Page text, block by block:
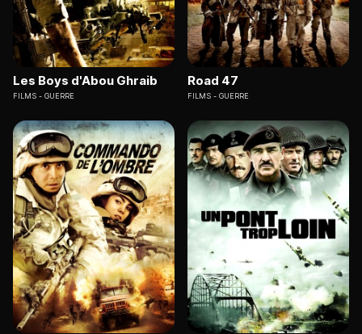
Les Boys d'Abou Ghraib
FILMS GUERRE
Road 47
FILMS GUERRE